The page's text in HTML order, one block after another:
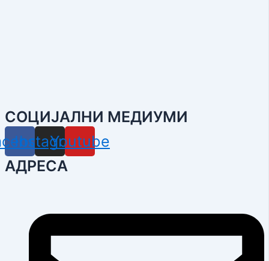
СОЦИЈАЛНИ МЕДИУМИ
Instagram
Youtube
АДРЕСА